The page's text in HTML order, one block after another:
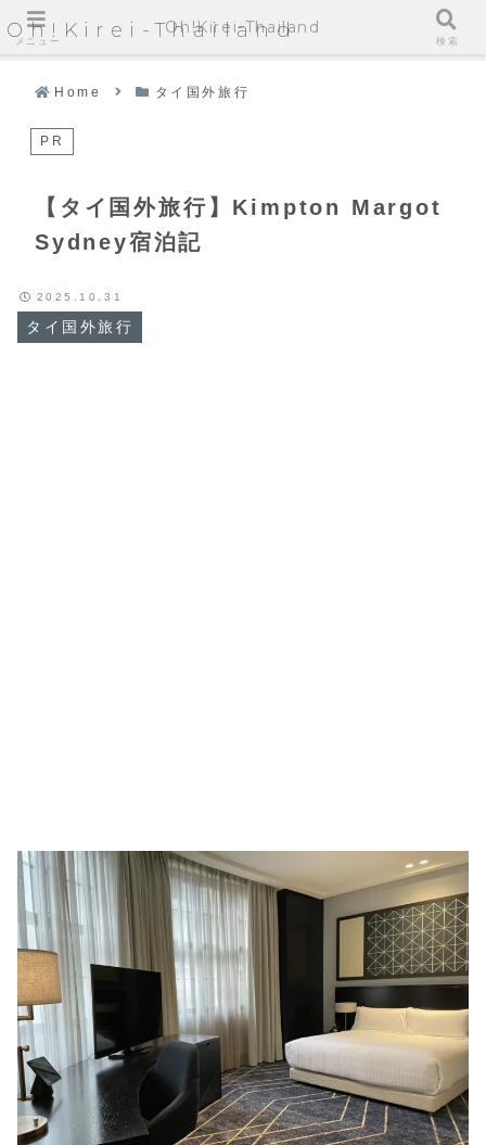
Oh!Kirei-Thailand
Home タイ国外旅行
PR
【タイ国外旅行】Kimpton Margot
Sydney宿泊記
タイ国外旅行
2025.10.31
メニュー
Oh!Kirei-Thailand
検索